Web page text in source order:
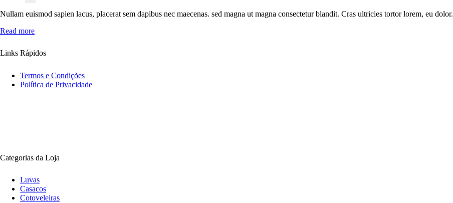
Nullam euismod sapien lacus, placerat sem dapibus nec maecenas. sed magna ut magna consectetur blandit. Cras ultricies tortor lorem, eu dolor.
Read more
Links Rápidos
Termos e Condições
Política de Privacidade
Categorias da Loja
Luvas
Casacos
Cotoveleiras